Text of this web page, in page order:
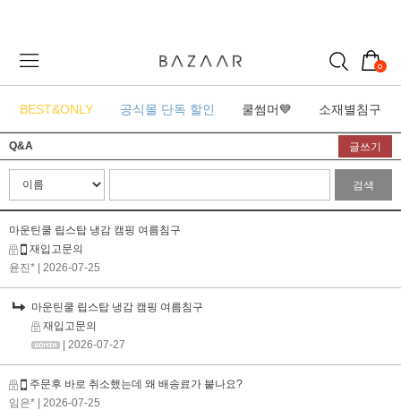
0
BEST&ONLY 공식몰 단독 할인 쿨썸머💙 소재별침구
Q&A 글쓰기
검색
마운틴쿨 립스탑 냉감 캠핑 여름침구
재입고문의
윤진*
| 2026-07-25
마운틴쿨 립스탑 냉감 캠핑 여름침구
재입고문의
| 2026-07-27
주문후 바로 취소했는데 왜 배송료가 붙나요?
임은*
| 2026-07-25